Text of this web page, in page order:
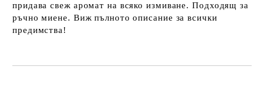
придава свеж аромат на всяко измиване. Подходящ за
ръчно миене. Виж пълното описание за всички
предимства!